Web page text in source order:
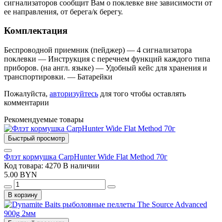
сигнализаторов сообщит Вам о поклевке вне зависимости от
ее направления, от берега/к берегу.
Комплектация
Беспроводной приемник (пейджер) — 4 сигнализатора
поклевки — Инструкция с перечнем функций каждого типа
приборов. (на англ. языке) — Удобный кейс для хранения и
транспортировки. — Батарейки
Пожалуйста, авторизуйтесь для того чтобы оставлять
комментарии
Рекомендуемые товары
Быстрый просмотр
Флэт кормушка CarpHunter Wide Flat Method 70г
Код товара: 4270 В наличии
5.00 BYN
В корзину